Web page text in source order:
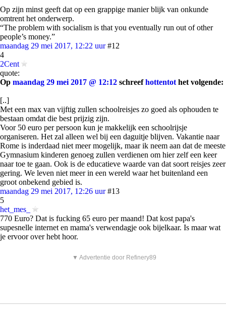
Op zijn minst geeft dat op een grappige manier blijk van onkunde
omtrent het onderwerp.
“The problem with socialism is that you eventually run out of other
people’s money.”
maandag 29 mei 2017, 12:22 uur #12
4
2Cent
quote:
Op maandag 29 mei 2017 @ 12:12 schreefhottentot het volgende:
[..]
Met een max van vijftig zullen schoolreisjes zo goed als ophouden te
bestaan omdat die best prijzig zijn.
Voor 50 euro per persoon kun je makkelijk een schoolrijsje
organiseren. Het zal alleen wel bij een daguitje blijven. Vakantie naar
Rome is inderdaad niet meer mogelijk, maar ik neem aan dat de meeste
Gymnasium kinderen genoeg zullen verdienen om hier zelf een keer
naar toe te gaan. Ook is de educatieve waarde van dat soort reisjes zeer
gering. We leven niet meer in een wereld waar het buitenland een
groot onbekend gebied is.
maandag 29 mei 2017, 12:26 uur #13
5
het_mes_
770 Euro? Dat is fucking 65 euro per maand! Dat kost papa's
supesnelle internet en mama's verwendagje ook bijelkaar. Is maar wat
je ervoor over hebt hoor.
▼ Advertentie door Refinery89